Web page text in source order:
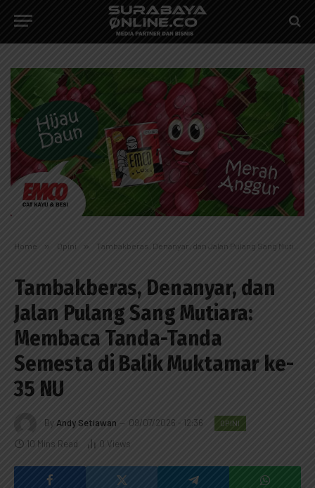
Home » Opini » Tambakberas, Denanyar, dan Jalan Pulang Sang Mutiara: Membaca Tanda-Tanda Semesta di Balik Muktamar ke-35 NU
Tambakberas, Denanyar, dan
Jalan Pulang Sang Mutiara:
Membaca Tanda-Tanda
Semesta di Balik Muktamar ke-
35 NU
ByAndy Setiawan 09/07/2026 - 12:36 OPINI
10 Mins Read 0 Views